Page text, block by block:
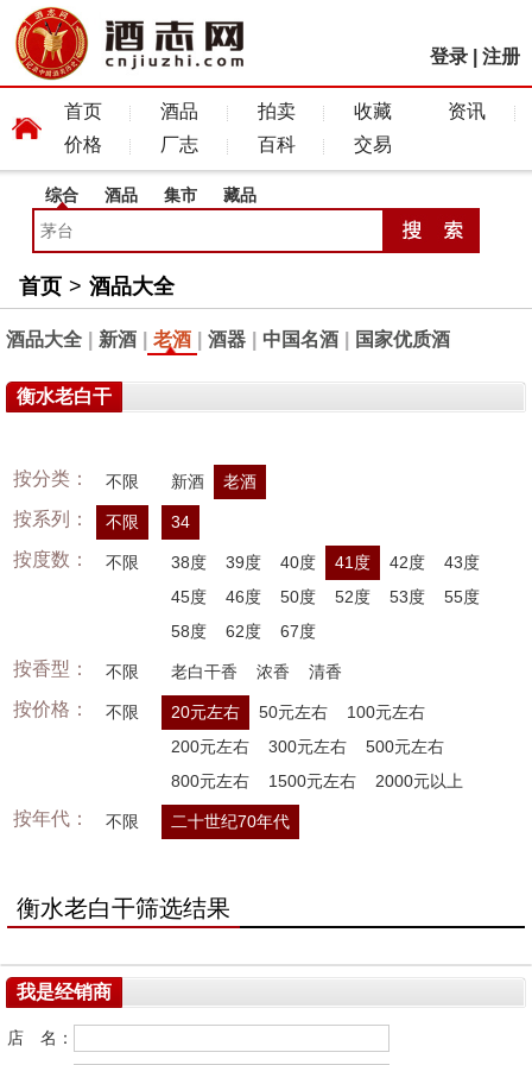
登录 注册
首页 酒品 拍卖 收藏
资讯
价格
厂志 百科 交易
综合 酒品 集市 藏品
首页 > 酒品大全
酒品大全 新酒 老酒 酒器 中国名酒 国家优质酒
衡水老白干
按分类： 不限 新酒 老酒
按系列： 不限 34
按度数： 不限 38度 39度 40度 41度 42度
43度
45度
46度 50度 52度 53度
55度
58度
62度 67度
按香型： 不限 老白干香 浓香 清香
按价格： 不限 20元左右 50元左右
100元左右
200元左右
300元左右
500元左右
800元左右
1500元左右 2000元以上
按年代： 不限 二十世纪70年代
衡水老白干筛选结果
我是经销商
店 名：